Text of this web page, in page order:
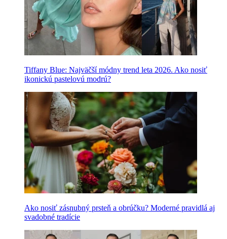
Tiffany Blue: Najväčší módny trend leta 2026. Ako nosiť
ikonickú pastelovú modrú?
Ako nosiť zásnubný prsteň a obrúčku? Moderné pravidlá aj
svadobné tradície